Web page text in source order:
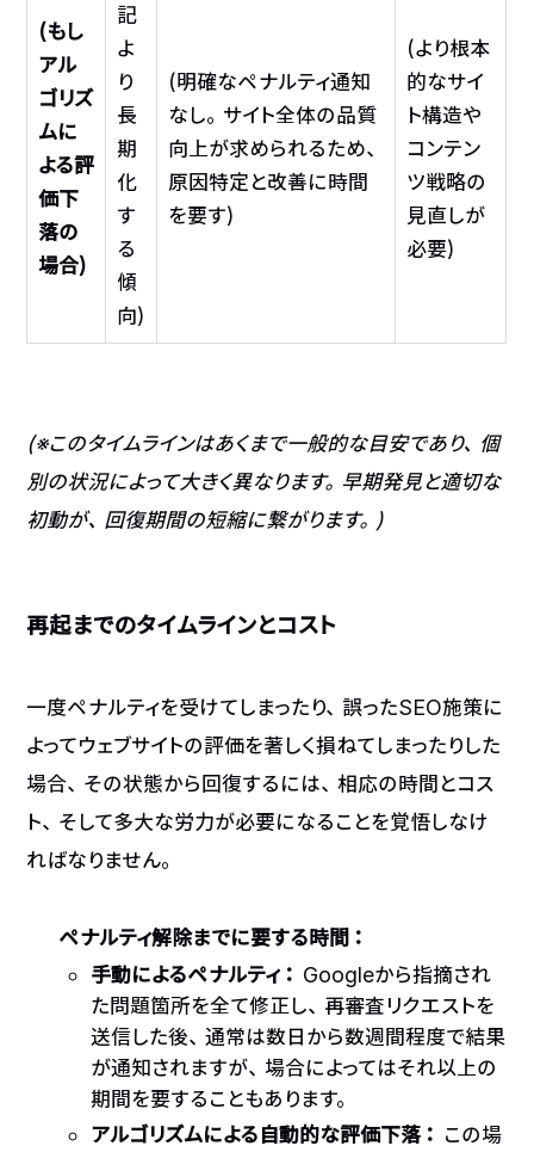
(もし
アル
ゴリズ
ムに
よる評
価下
落の
場合)
記
よ
り
長
期
化
す
る
傾
向)
(明確なペナルティ通知
なし。サイト全体の品質
向上が求められるため、
原因特定と改善に時間
を要す)
(より根本
的なサイ
ト構造や
コンテン
ツ戦略の
見直しが
必要)
(※このタイムラインはあくまで一般的な目安であり、個
別の状況によって大きく異なります。早期発見と適切な
初動が、回復期間の短縮に繋がります。)
再起までのタイムラインとコスト
一度ペナルティを受けてしまったり、誤ったSEO施策に
よってウェブサイトの評価を著しく損ねてしまったりした
場合、その状態から回復するには、相応の時間とコス
ト、そして多大な労力が必要になることを覚悟しなけ
ればなりません。
ペナルティ解除までに要する時間：
手動によるペナルティ： Googleから指摘され
た問題箇所を全て修正し、再審査リクエストを
送信した後、通常は数日から数週間程度で結果
が通知されますが、場合によってはそれ以上の
期間を要することもあります。
アルゴリズムによる自動的な評価下落： この場